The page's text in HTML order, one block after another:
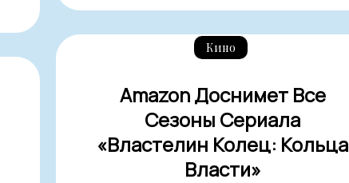
Кино
Amazon Доснимет Все
Сезоны Сериала
«Властелин Колец: Кольца
Власти»